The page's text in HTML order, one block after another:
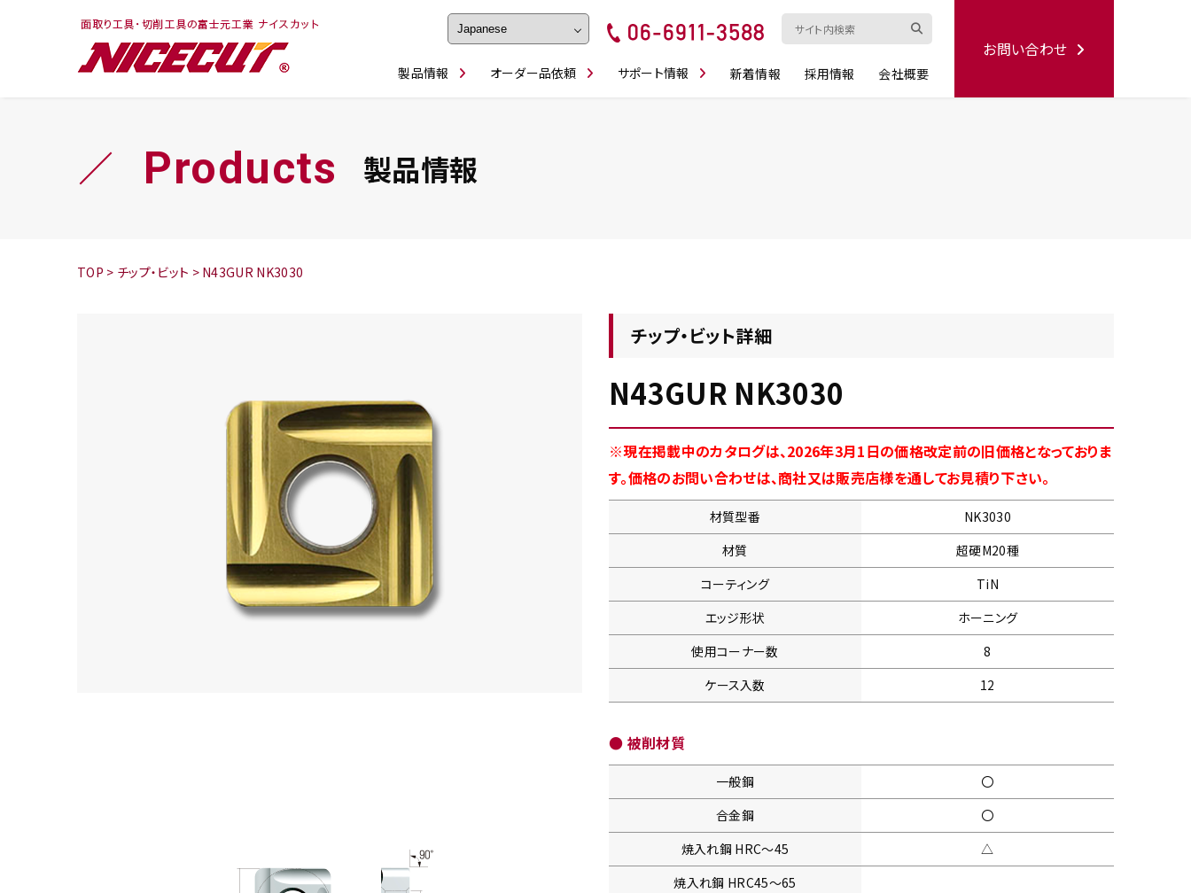
製品情報
シリーズ
オーダー品依頼
フェイス・ショルダーシリーズ 磨きの鬼
サポート情報
新着情報 採用情報 会社概要
お問い合わせ
Products 製品情報
TOP > チップ・ビット > N43GUR NK3030
チップ・ビット詳細
N43GUR NK3030
※現在掲載中のカタログは、2026年3月1日の価格改定前の旧価格となっておりま
す。価格のお問い合わせは、商社又は販売店様を通してお見積り下さい。
材質型番
NK3030
材質
超硬M20種
コーティング
TiN
エッジ形状
ホーニング
使用コーナー数
8
ケース入数
12
● 被削材質
一般鋼
〇
合金鋼
〇
焼入れ鋼 HRC〜45
△
焼入れ鋼 HRC45〜65